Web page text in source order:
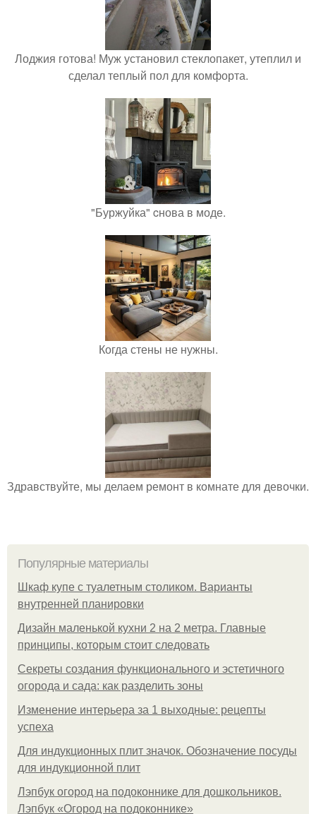
Лоджия готова! Муж установил стеклопакет, утеплил и
сделал теплый пол для комфорта.
"Буржуйка" cнова в моде.
Когда стены не нужны.
Здравствуйте, мы делаем ремонт в комнате для девочки.
Популярные материалы
Шкаф купе с туалетным столиком. Варианты
внутренней планировки
Дизайн маленькой кухни 2 на 2 метра. Главные
принципы, которым стоит следовать
Секреты создания функционального и эстетичного
огорода и сада: как разделить зоны
Изменение интерьера за 1 выходные: рецепты
успеха
Для индукционных плит значок. Обозначение посуды
для индукционной плит
Лэпбук огород на подоконнике для дошкольников.
Лэпбук «Огород на подоконнике»